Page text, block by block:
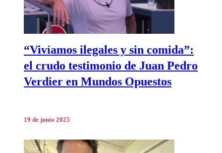
“Vivíamos ilegales y sin comida”:
el crudo testimonio de Juan Pedro
Verdier en Mundos Opuestos
19 de junio 2025